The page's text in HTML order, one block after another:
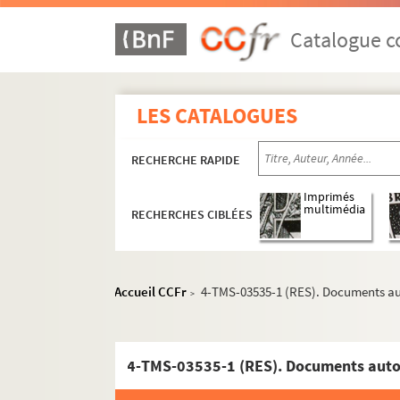
Catalogue
LES CATALOGUES
RECHERCHE RAPIDE
RECHERCHES CIBLÉES
Imprimés
multimédia
Accueil CCFr > 4-TMS-03535-1 (RES). Documents
Jeanne Furrer. La poupée : drame en 1 acte
Valentine et André Jager-Schmidt. La
Louis Verneuil. Pour avoir Adrienne :
Léon Xanrof, Michel Carré. Pour être aimée
Georges de Wissant. Pour être joué : pièce
François Coppée. Pour la couronne : drame
Clifford Odets. Pour le meilleur et pour le
Lucien Ampis, Augustine Leriche. Pour
Lucien Descaves. La préférée : pièce en 3
André Bisson. Le premier lit : comédie en 3